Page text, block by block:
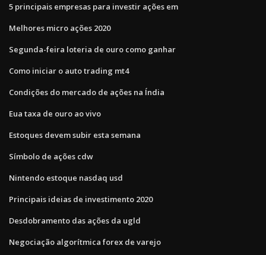
5 principais empresas para investir ações em
Melhores micro ações 2020
Segunda-feira loteria de ouro como ganhar
Como iniciar o auto trading mt4
Condições do mercado de ações na Índia
Eua taxa de ouro ao vivo
Estoques devem subir esta semana
Símbolo de ações cdw
Nintendo estoque nasdaq usd
Principais ideias de investimento 2020
Desdobramento das ações da ugld
Negociação algorítmica forex de varejo